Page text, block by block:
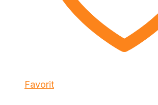
Favorit